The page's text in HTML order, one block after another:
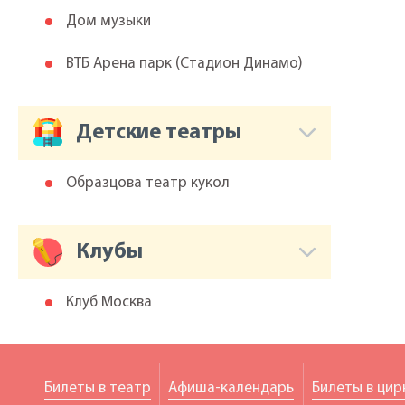
Дом музыки
ВТБ Арена парк (Cтадион Динамо)
Детские театры
Образцова театр кукол
Клубы
Клуб Москва
Билеты в театр Афиша-календарь Билеты в